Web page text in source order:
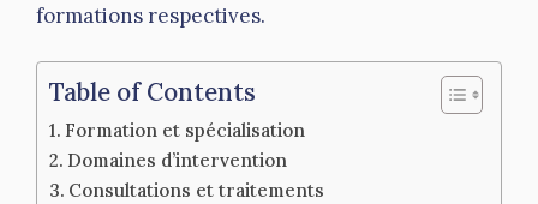
formations respectives.
Table of Contents
Formation et spécialisation
Domaines d’intervention
Consultations et traitements